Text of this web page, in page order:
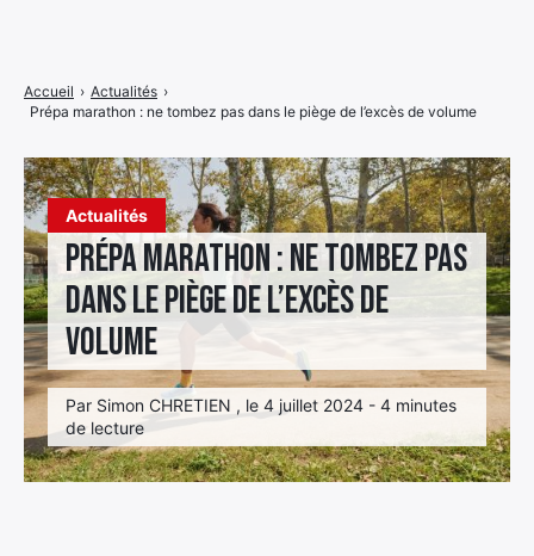
Actualités
Prépa marathon : ne tombez pas
dans le piège de l’excès de
volume
Par Simon CHRETIEN , le 4 juillet 2024 - 4 minutes
de lecture
Accueil › Actualités ›
Prépa marathon : ne tombez pas dans le piège de l’excès de volume
de
menu
Élément
de
menu
Élément
de
menu